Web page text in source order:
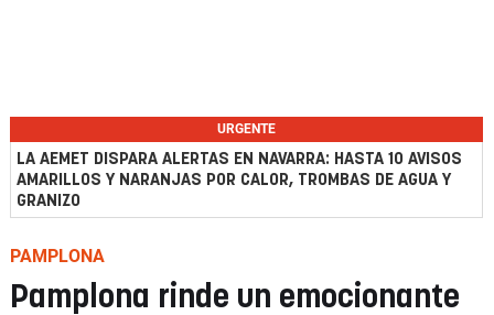
URGENTE
LA AEMET DISPARA ALERTAS EN NAVARRA: HASTA 10 AVISOS
AMARILLOS Y NARANJAS POR CALOR, TROMBAS DE AGUA Y
GRANIZO
PAMPLONA
Pamplona rinde un emocionante